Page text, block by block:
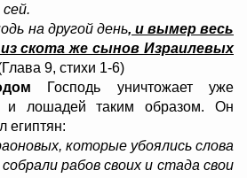
на другой день, и вымер весь
скота же сынов Израилевых
9, стихи 1-6)
Господь
уничтожает уже
и лошадей таким образом. Он
египтян:
которые убоялись слова
рабов своих и стада свои